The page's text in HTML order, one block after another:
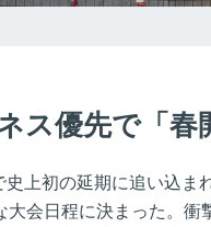
ス優先で「春
上初の延期に追い込ま
大会日程に決まった。衝